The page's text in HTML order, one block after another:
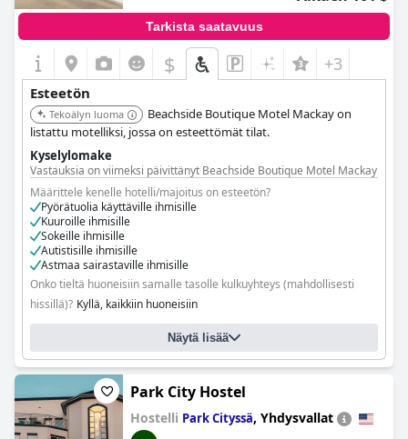
Tarkista saatavuus
$ +3
Esteetön
Tekoälyn luoma
Beachside Boutique Motel Mackay on
listattu motelliksi, jossa on esteettömät tilat.
Kyselylomake
Vastauksia on viimeksi päivittänyt Beachside Boutique Motel Mackay
Määrittele kenelle hotelli/majoitus on esteetön?
Pyörätuolia käyttäville ihmisille
Kuuroille ihmisille
Sokeille ihmisille
Autistisille ihmisille
Astmaa sairastaville ihmisille
Onko tieltä huoneisiin samalle tasolle kulkuyhteys (mahdollisesti
hissillä)? Kyllä, kaikkiin huoneisiin
Onko tiloja, joihin pyörätuolia käyttävät vieraat eivät pääse? Ei
Näytä lisää
Park City Hostel
Hostelli Park Cityssä, Yhdysvallat